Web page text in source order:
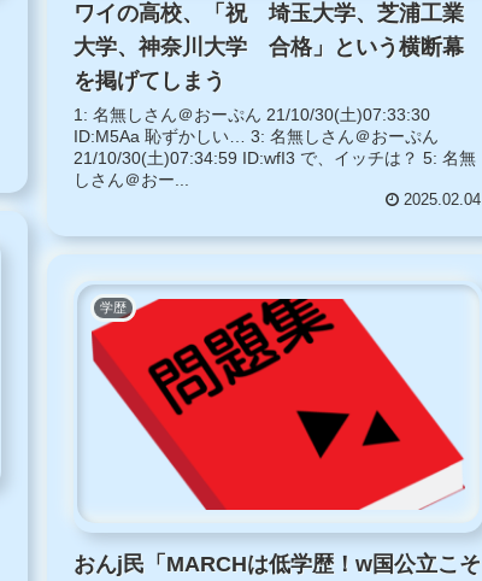
ワイの高校、「祝 埼玉大学、芝浦工業
大学、神奈川大学 合格」という横断幕
を掲げてしまう
1: 名無しさん＠おーぷん 21/10/30(土)07:33:30
ID:M5Aa 恥ずかしい… 3: 名無しさん＠おーぷん
21/10/30(土)07:34:59 ID:wfI3 で、イッチは？ 5: 名無
しさん＠おー...
2025.02.04
学歴
おんj民「MARCHは低学歴！w国公立こそ